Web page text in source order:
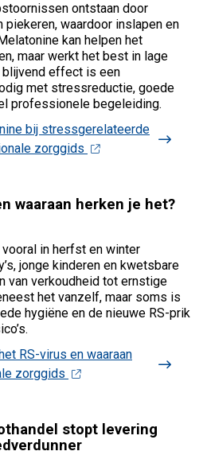
ontstaan door
piekeren, waardoor inslapen en
kan helpen het
maar werkt het best in lage
effect is een
met stressreductie, goede
professionele begeleiding.
bij stressgerelateerde
zorggids
waaraan herken je het?
in herfst en winter
jonge kinderen en kwetsbare
van verkoudheid tot ernstige
het vanzelf, maar soms is
hygiëne en de nieuwe RS-prik
RS-virus en waaraan
zorggids
stopt levering